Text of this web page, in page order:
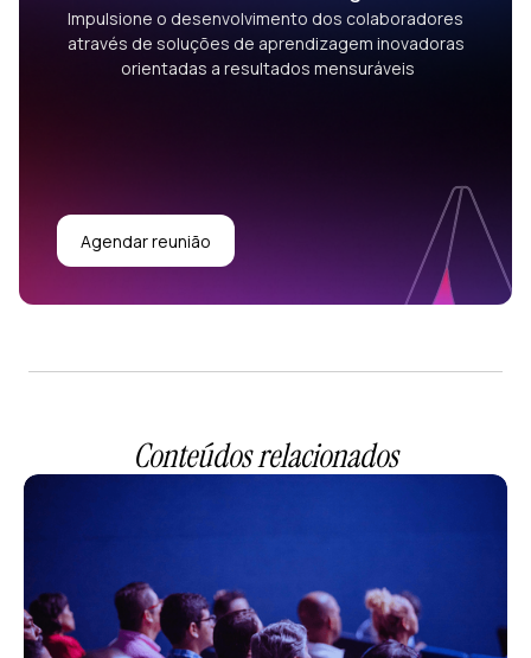
Impulsione o desenvolvimento dos colaboradores
através de soluções de aprendizagem inovadoras
orientadas a resultados mensuráveis
Agendar reunião
Conteúdos relacionados